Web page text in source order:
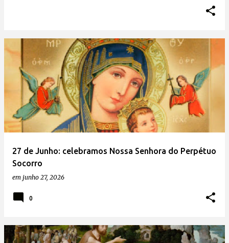
27 de Junho: celebramos Nossa Senhora do Perpétuo
Socorro
em junho 27, 2026
0